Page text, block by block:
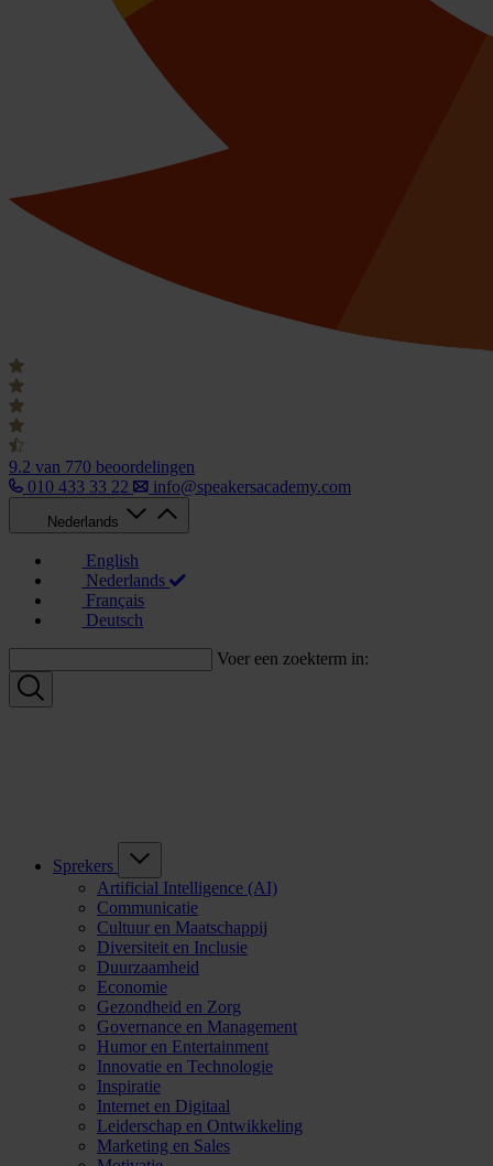
9.2 van 770 beoordelingen
010 433 33 22
info@speakersacademy.com
Nederlands
English
Nederlands
Français
Deutsch
Voer een zoekterm in:
Sprekers
Artificial Intelligence (AI)
Communicatie
Cultuur en Maatschappij
Diversiteit en Inclusie
Duurzaamheid
Economie
Gezondheid en Zorg
Governance en Management
Humor en Entertainment
Innovatie en Technologie
Inspiratie
Internet en Digitaal
Leiderschap en Ontwikkeling
Marketing en Sales